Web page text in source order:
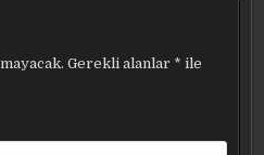
Gerekli alanlar * ile